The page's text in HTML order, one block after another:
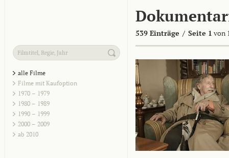
539 Einträge / Seite 1 von
alle Filme
Filme mit Kaufoption
1970 – 1979
1980 – 1989
1990 – 1999
2000 – 2009
ab 2010